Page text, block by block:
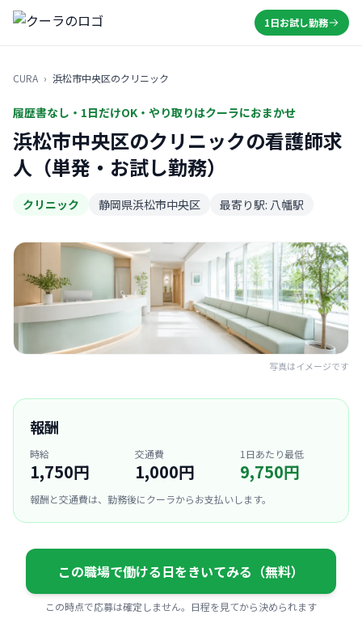
1日お試し勤務
CURA › 浜松市中央区のクリニック
履歴書なし・1日だけOK・やり取りはクーラにおまかせ
浜松市中央区のクリニックの看護師求
人（単発・お試し勤務）
クリニック 静岡県浜松市中央区 最寄り駅: 八幡駅
写真はイメージです
報酬
時給
1,750円
交通費
1,000円
1日あたり最低
9,750円
報酬と交通費は、勤務後にクーラからお支払いします。
この職場で働ける日をきいてみる（無料）
この時点で応募は確定しません。日程を見てから決められます